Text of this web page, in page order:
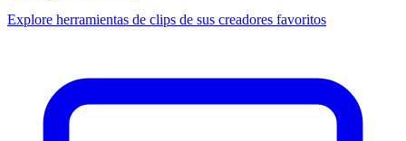
Explore herramientas de clips de sus creadores favoritos